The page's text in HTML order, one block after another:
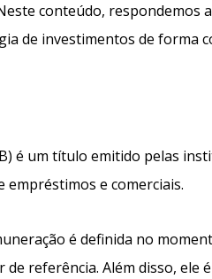
conteúdo, respondemos
de investimentos de forma
é um título emitido pelas
empréstimos e comerciais.
é definida no
referência. Além disso, ele